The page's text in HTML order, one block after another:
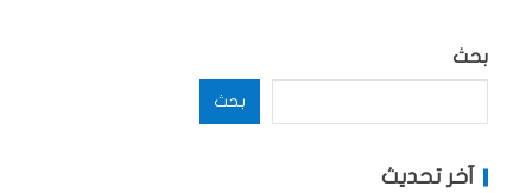
بحث
بحث
آخر تحديث